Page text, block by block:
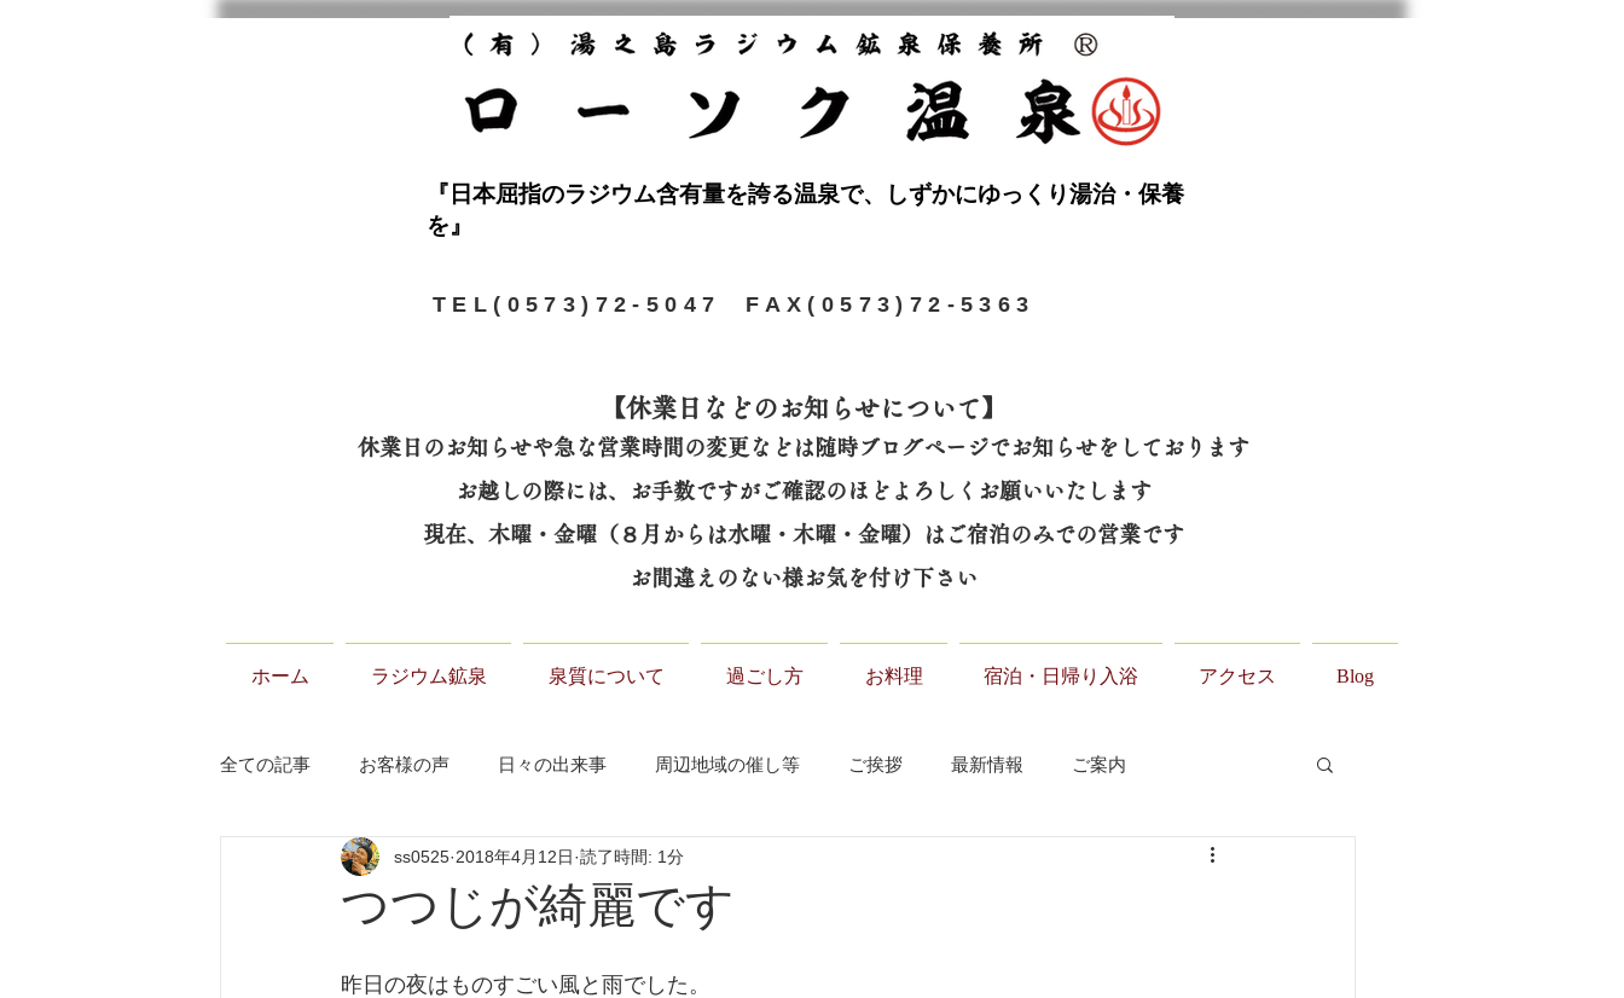
『日本屈指のラジウム含有量を誇る温泉で、しずかにゆっくり湯治・保養
を』
​TEL(0573)72-5047 FAX(0573)72-5363
【休業日などのお知らせについて】​
休業日のお知らせや急な営業時間の変更などは随時ブログページでお知らせをしております
お越しの際には、
お手数ですがご確認のほどよろしくお願いいたします
​現在、木曜・金曜（８月からは水曜・木曜・金曜）はご宿泊のみでの営業です
お間違えのない様お気を付け下さい
ホーム ラジウム鉱泉 泉質について 過ごし方 お料理 宿泊・日帰り入浴 アクセス Blog
全ての記事 お客様の声 日々の出来事 周辺地域の催し等 ご挨拶 最新情報 ご案内
当温泉について お知らせ
つつじが綺麗です
ss0525 2018年4月12日 読了時間: 1分
昨日の夜はものすごい風と雨でした。